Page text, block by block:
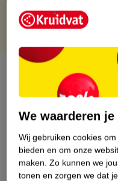
Over dit product
Productinformatie
Etiketinformatie
Nature Impact Score
We waarderen
Wij gebruiken cookies
bieden en om onze
maken. Zo kunnen we
tonen en zorgen we dat